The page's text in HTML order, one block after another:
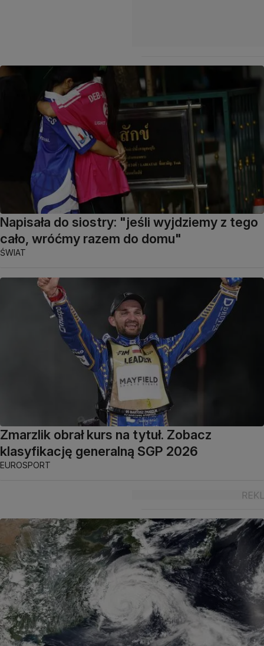
Napisała do siostry: "jeśli wyjdziemy z tego
cało, wróćmy razem do domu"
ŚWIAT
Zmarzlik obrał kurs na tytuł. Zobacz
klasyfikację generalną SGP 2026
EUROSPORT